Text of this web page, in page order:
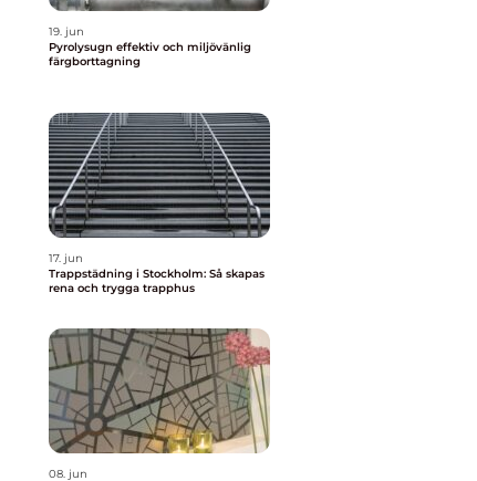
19. jun
Pyrolysugn effektiv och miljövänlig
färgborttagning
17. jun
Trappstädning i Stockholm: Så skapas
rena och trygga trapphus
08. jun